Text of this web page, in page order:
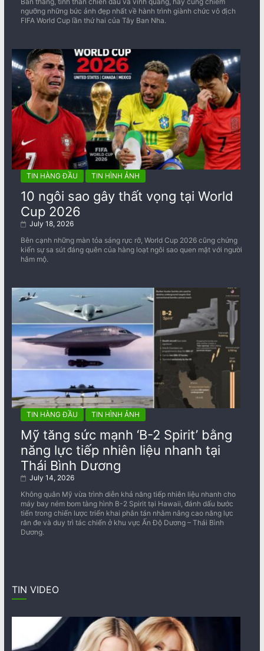
ngưỡng những bức ảnh đẹp nhất về ​​hành trình giành chức vô địch
FIFA World Cup lần thứ hai của Tây Ban Nha.
TIN HÀNG ĐẦU TIN HÌNH ẢNH
10 ngôi sao gây thất vọng tại World
Cup 2026
July 18, 2026
Bên cạnh những màn tỏa sáng rực rỡ, World Cup 2026 cũng chứng
kiến sự sa sút đáng quên của hàng loạt ngôi sao quen mặt với người
hâm mộ.
TIN HÀNG ĐẦU TIN HÌNH ẢNH
Mỹ tăng sức mạnh ‘B-2 Spirit’ bằng
năng lực tiếp nhiên liệu nhanh tại
Thái Bình Dương
July 14, 2026
Không quân Mỹ vừa trình diễn khả năng tiếp nhiên liệu nhanh cho
máy bay ném bom tàng hình B-2 Spirit tại Hawaii, đánh dấu bước
tiến trong chiến lược triển khai phân tán nhằm nâng cao năng lực
răn đe và duy trì tác chiến ở khu vực Ấn Độ Dương – Thái Bình
Dương.
TIN VIDEO